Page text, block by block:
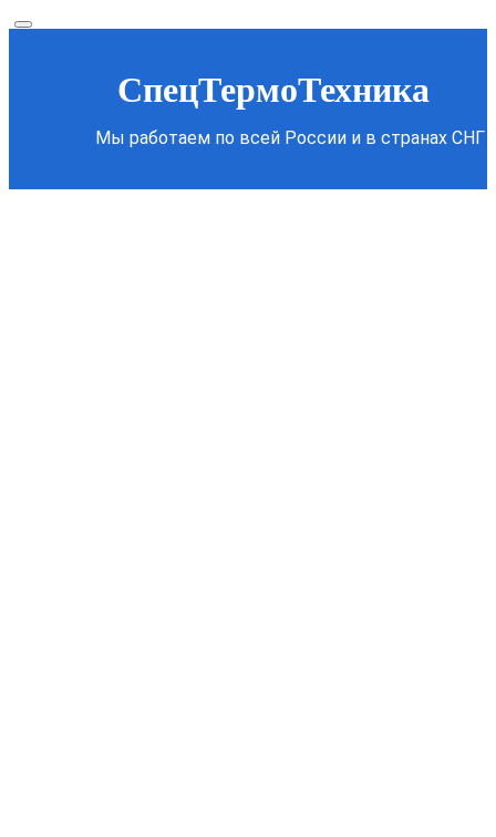
СпецТермоТехника
Мы работаем по всей России и в странах СНГ